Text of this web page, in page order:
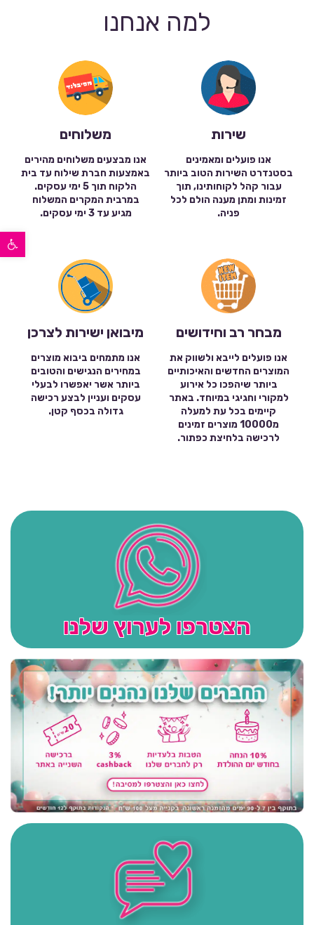
פתח סרגל נגישות
למה אנחנו
שירות
אנו פועלים ומאמינים
בסטנדרט השירות הטוב ביותר
עבור קהל לקוחותינו, תוך
זמינות ומתן מענה הולם לכל
פניה.
משלוחים
אנו מבצעים משלוחים מהירים
באמצעות חברת שילוח עד בית
הלקוח תוך 5 ימי עסקים.
במרבית המקרים המשלוח
מגיע עד 3 ימי עסקים.
מבחר רב וחידושים
אנו פועלים לייבא ולשווק את
המוצרים החדשים והאיכותיים
ביותר שיהפכו כל אירוע
למקורי וחגיגי במיוחד. באתר
קיימים בכל עת למעלה
מ10000 מוצרים זמינים
לרכישה בלחיצת כפתור.
מיבואן ישירות לצרכן
אנו מתמחים ביבוא מוצרים
במחירים הנגישים והטובים
ביותר אשר יאפשרו לבעלי
עסקים ועניין לבצע רכישה
גדולה בכסף קטן.
הצטרפו לערוץ שלנו